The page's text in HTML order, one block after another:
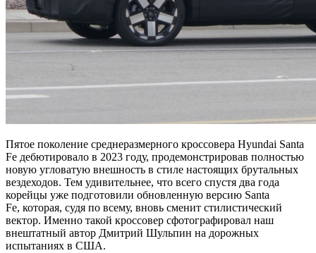
Пятое поколение среднеразмерного кроссовера Hyundai Santa
Fe дебютировало в 2023 году, продемонстрировав полностью
новую угловатую внешность в стиле настоящих брутальных
вездеходов. Тем удивительнее, что всего спустя два года
корейцы уже подготовили обновленную версию Santa
Fe, которая, судя по всему, вновь сменит стилистический
вектор. Именно такой кроссовер сфотографировал наш
внештатный автор Дмитрий Шульпин на дорожных
испытаниях в США.